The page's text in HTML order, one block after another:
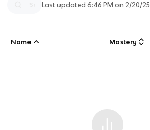
Last updated6:46 PM on 2/20/25
Name Mastery